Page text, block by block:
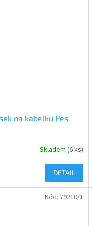
na kabelku Pes
Skladem (6 ks)
DETAIL
Kód: 79210/1